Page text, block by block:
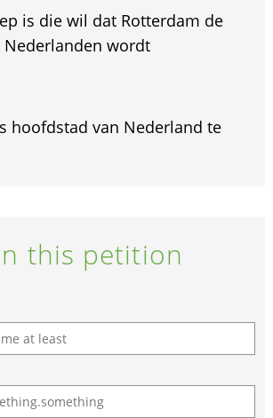
is die wil dat Rotterdam de
wordt
hoofdstad van Nederland te
this petition